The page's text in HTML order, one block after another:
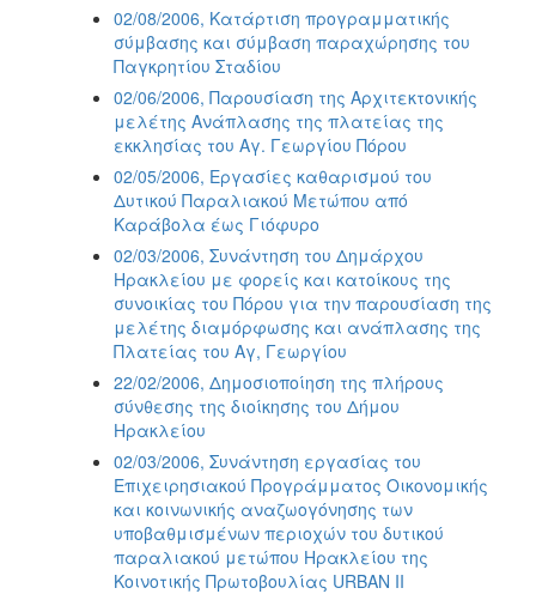
02/08/2006, Κατάρτιση προγραμματικής
σύμβασης και σύμβαση παραχώρησης του
Παγκρητίου Σταδίου
02/06/2006, Παρουσίαση της Αρχιτεκτονικής
μελέτης Ανάπλασης της πλατείας της
εκκλησίας του Αγ. Γεωργίου Πόρου
02/05/2006, Εργασίες καθαρισμού του
Δυτικού Παραλιακού Μετώπου από
Καράβολα έως Γιόφυρο
02/03/2006, Συνάντηση του Δημάρχου
Ηρακλείου με φορείς και κατοίκους της
συνοικίας του Πόρου για την παρουσίαση της
μελέτης διαμόρφωσης και ανάπλασης της
Πλατείας του Αγ, Γεωργίου
22/02/2006, Δημοσιοποίηση της πλήρους
σύνθεσης της διοίκησης του Δήμου
Ηρακλείου
02/03/2006, Συνάντηση εργασίας του
Επιχειρησιακού Προγράμματος Οικονομικής
και κοινωνικής αναζωογόνησης των
υποβαθμισμένων περιοχών του δυτικού
παραλιακού μετώπου Ηρακλείου της
Κοινοτικής Πρωτοβουλίας URBAN II